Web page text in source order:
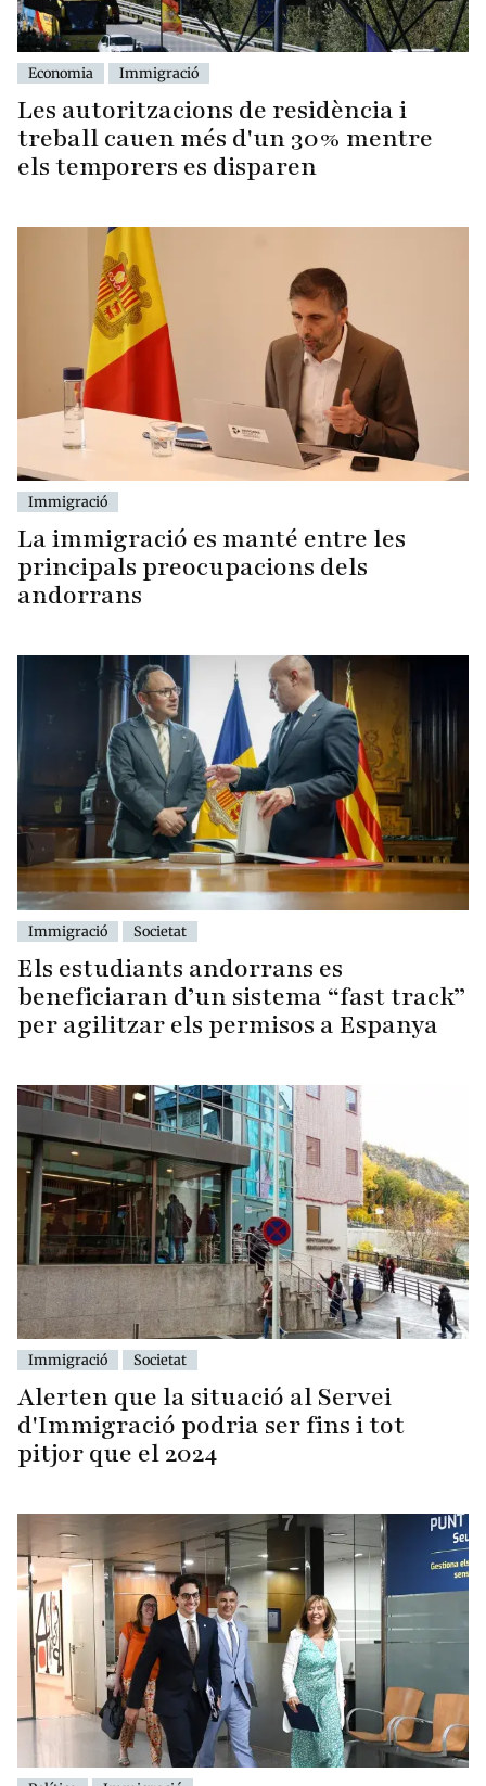
Economia Immigració
Les autoritzacions de residència i
treball cauen més d'un 30% mentre
els temporers es disparen
Immigració
La immigració es manté entre les
principals preocupacions dels
andorrans
Immigració Societat
Els estudiants andorrans es
beneficiaran d’un sistema “fast track”
per agilitzar els permisos a Espanya
Immigració Societat
Alerten que la situació al Servei
d'Immigració podria ser fins i tot
pitjor que el 2024